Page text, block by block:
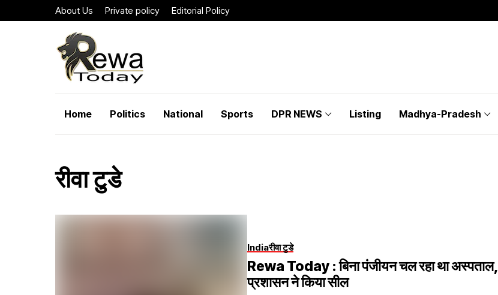
About Us Private policy Editorial Policy
Home Politics National Sports DPR NEWS Listing Madhya-Pradesh
रीवा टुडे
Indiaरीवा टुडे
Rewa Today : बिना पंजीयन चल रहा था अस्पताल,
प्रशासन ने किया सील